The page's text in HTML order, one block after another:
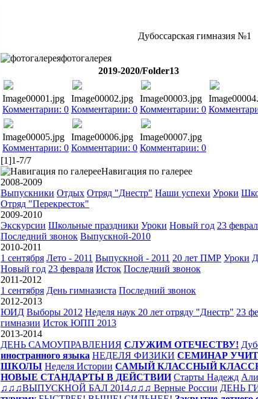
Дубоссарская гимназия №1
фотогалерея
2019-2020/Folder13
Image00001.jpg
Комментарии: 0
Image00002.jpg
Комментарии: 0
Image00003.jpg
Комментарии: 0
Image00005.jpg
Комментарии: 0
Image00006.jpg
Комментарии: 0
Image00007.jpg
Комментарии: 0
[1]1-7/7
Навигация по галерее
2008-2009
Выпускники Отдых Отряд "Днестр" Наши успехи Уроки
Отряд "Перекресток"
2009-2010
Экскурсии Школьные праздники Уроки Новый год 23
Последний звонок Выпускной-2010
2010-2011
1 сентября Лето - 2011 Выпускной - 2011 20 лет ПМР Уроки
Новый год 23 февраля Исток Последний звонок
2011-2012
1 сентября День гимназиста Последний звонок
2012-2013
ЮИД Выборы 2012 Неделя наук 20 лет отряду "Днестр" 23
гимназии Исток ЮПП 2013
2013-2014
ДЕНЬ САМОУПРАВЛЕНИЯ СЛУЖИМ ОТЕЧЕСТВУ!
иностранного языка НЕДЕЛЯ ФИЗИКИ СЕМИНАР
ШКОЛЫ Неделя Истории САМЫЙ КЛАССНЫЙ
НОВЫЕ СТАНДАРТЫ В ДЕЙСТВИИ Старты Надежд
♫♫♫ВЫПУСКНОЙ БАЛ 2014♫♫♫ Верные России ДЕНЬ